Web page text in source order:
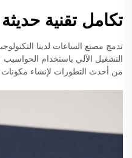
تكامل تقنية حديثة
تدمج مصنع الساعات لدينا
من أحدث التطورات لإنشاء